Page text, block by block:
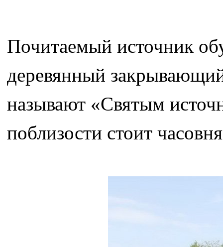
Почитаемый источник
деревянный
называют «Святым
поблизости стоит